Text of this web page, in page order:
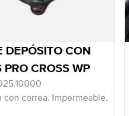
DEPÓSITO CON
PRO CROSS WP
con correa. Impermeable.